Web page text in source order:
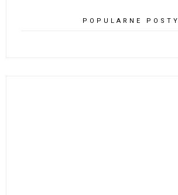
POPULARNE POSTY